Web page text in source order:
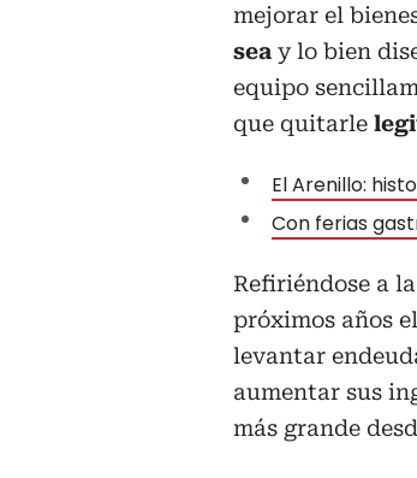
mejorar el
sea y lo bien
equipo
que quitarle
El Arenillo:
Con ferias
Refiriéndose a
próximos años
levantar
aumentar sus
más grande